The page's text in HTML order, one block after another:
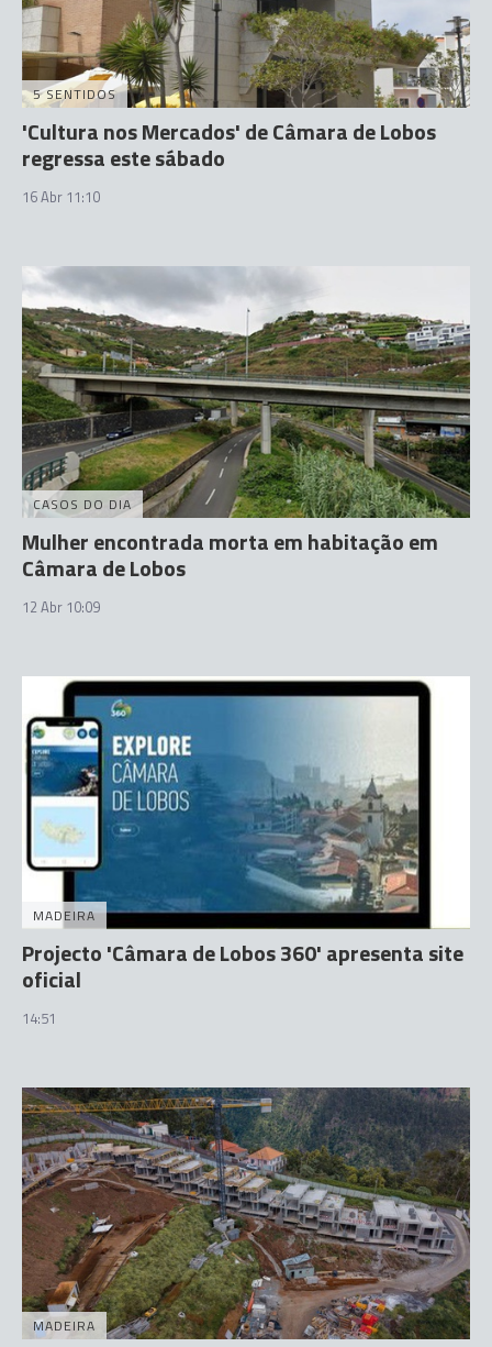
5 SENTIDOS
'Cultura nos Mercados' de Câmara de Lobos
regressa este sábado
16 Abr 11:10
CASOS DO DIA
Mulher encontrada morta em habitação em
Câmara de Lobos
12 Abr 10:09
MADEIRA
Projecto 'Câmara de Lobos 360' apresenta site
oficial
14:51
MADEIRA